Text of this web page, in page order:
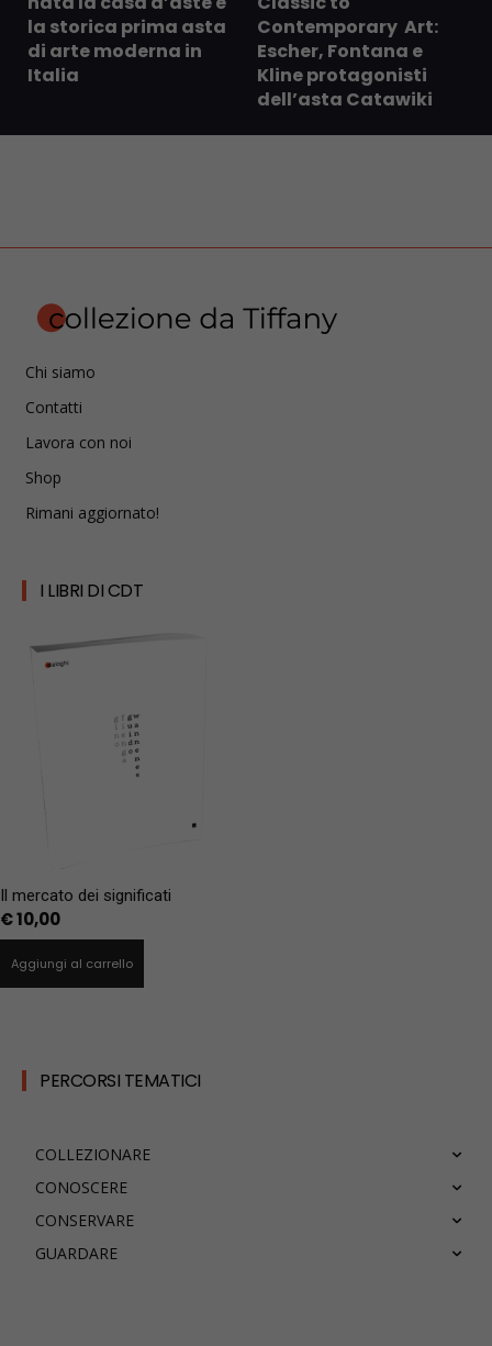
la storica prima asta
di arte moderna in
Italia
Contemporary Art:
Escher, Fontana e
Kline protagonisti
dell’asta Catawiki
Chi siamo
Contatti
Lavora con noi
Shop
Rimani aggiornato!
I LIBRI DI CDT
Il mercato dei significati
€10,00
Aggiungi al carrello
PERCORSI TEMATICI
COLLEZIONARE
CONOSCERE
CONSERVARE
GUARDARE